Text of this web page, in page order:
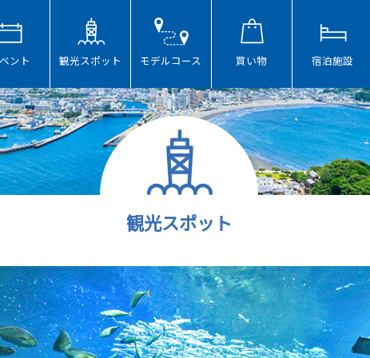
ント 観光スポット モデルコース 買い物 宿泊施設
観光スポット